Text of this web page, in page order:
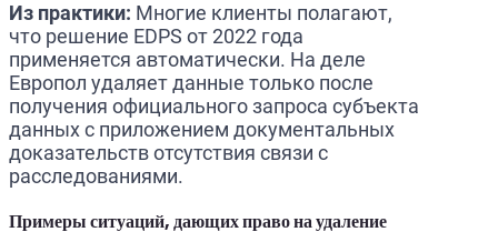
Из практики: Многие клиенты полагают,
что решение EDPS от 2022 года
применяется автоматически. На деле
Европол удаляет данные только после
получения официального запроса субъекта
данных с приложением документальных
доказательств отсутствия связи с
расследованиями.
Примеры ситуаций, дающих право на удаление